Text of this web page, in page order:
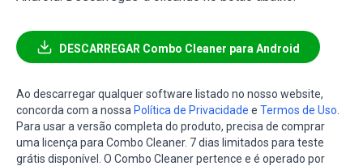
DESCARREGAR Combo Cleaner para Android
Ao descarregar qualquer software listado no nosso website,
concorda com a nossa Política de Privacidade e Termos de Uso
Para usar a versão completa do produto, precisa de comprar
uma licença para Combo Cleaner. 7 dias limitados para teste
grátis disponível. O Combo Cleaner pertence e é operado por